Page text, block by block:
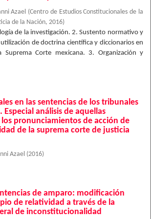
Azael (Centro de Estudios Constitucionales de la
de la Nación, 2016)
de la investigación. 2. Sustento normativo y
de doctrina científica y diccionarios en
Suprema Corte mexicana. 3. Organización y
en las sentencias de los tribunales
análisis de aquellas
pronunciamientos de acción de
de la suprema corte de justicia
Azael (2016)
de amparo: modificación
de relatividad a través de la
de inconstitucionalidad